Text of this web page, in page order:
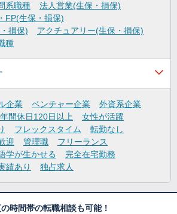
系職種
法人営業(生保・損保)
FP(生保・損保)
損保)
アクチュアリー(生保・損保)
種
企業 ベンチャー企業
外資系企業
年間休日120日以上
女性が活躍
フレックスタイム
転勤なし
迎 管理職
フリーランス
学が生かせる
完全在宅勤務
績あり 独占求人
時間帯の転職相談も可能！